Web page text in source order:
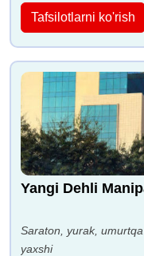
Tafsilotlarni ko'rish
Yangi Dehli
Saraton, yurak,
yaxshi